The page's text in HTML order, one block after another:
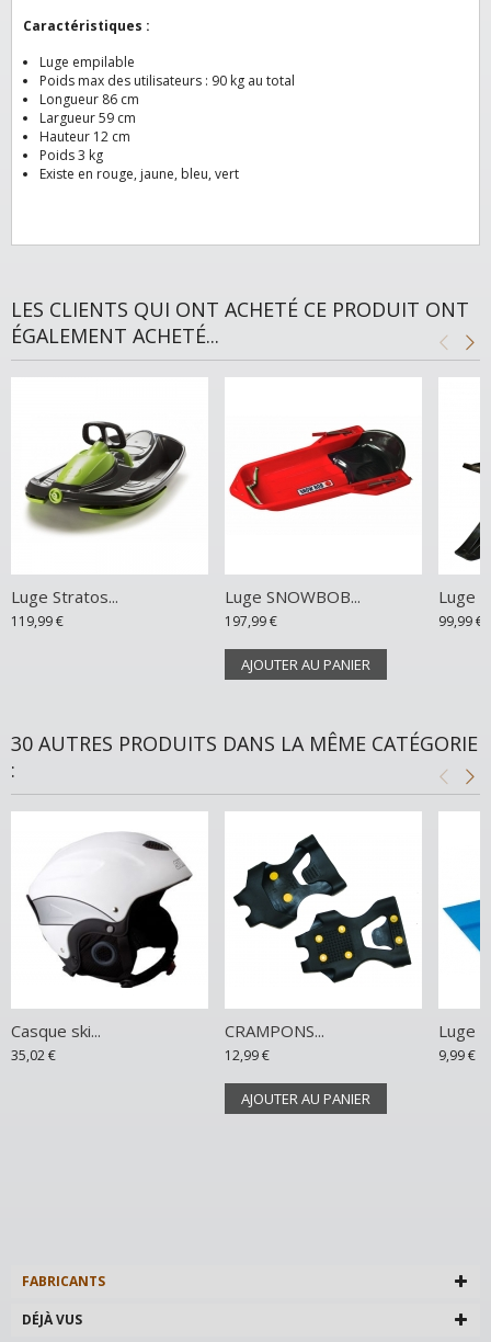
Caractéristiques :
Luge empilable
Poids max des utilisateurs : 90 kg au total
Longueur 86 cm
Largueur 59 cm
Hauteur 12 cm
Poids 3 kg
Existe en rouge, jaune, bleu, vert
LES CLIENTS QUI ONT ACHETÉ CE PRODUIT ONT
ÉGALEMENT ACHETÉ...
Luge Stratos...
119,99 €
Luge SNOWBOB...
197,99 €
AJOUTER AU PANIER
Luge
99,99 €
30 AUTRES PRODUITS DANS LA MÊME CATÉGORIE
:
Casque ski...
35,02 €
CRAMPONS...
12,99 €
AJOUTER AU PANIER
Luge
9,99 €
FABRICANTS
DÉJÀ VUS